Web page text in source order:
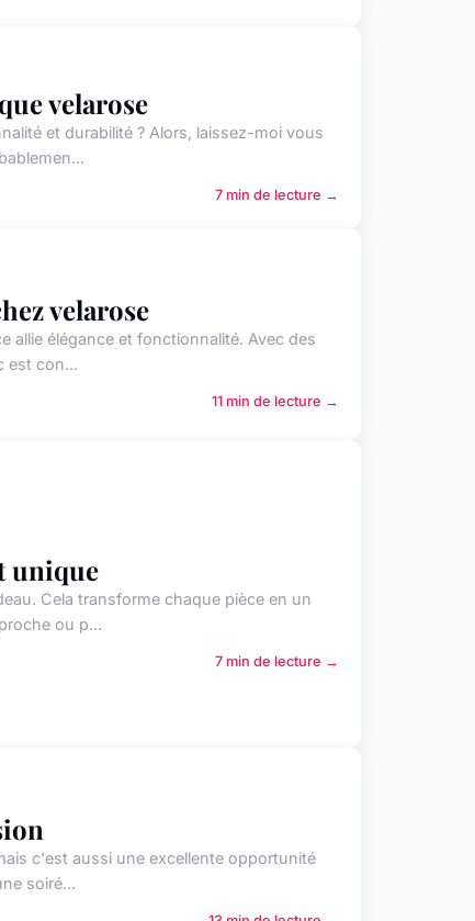
velarose
et durabilité ? Alors, laissez-moi vous
7 min de lecture →
velarose
allie élégance et fonctionnalité. Avec des
est con...
11 min de lecture →
unique
Cela transforme chaque pièce en un
ou p...
7 min de lecture →
c'est aussi une excellente opportunité
soiré...